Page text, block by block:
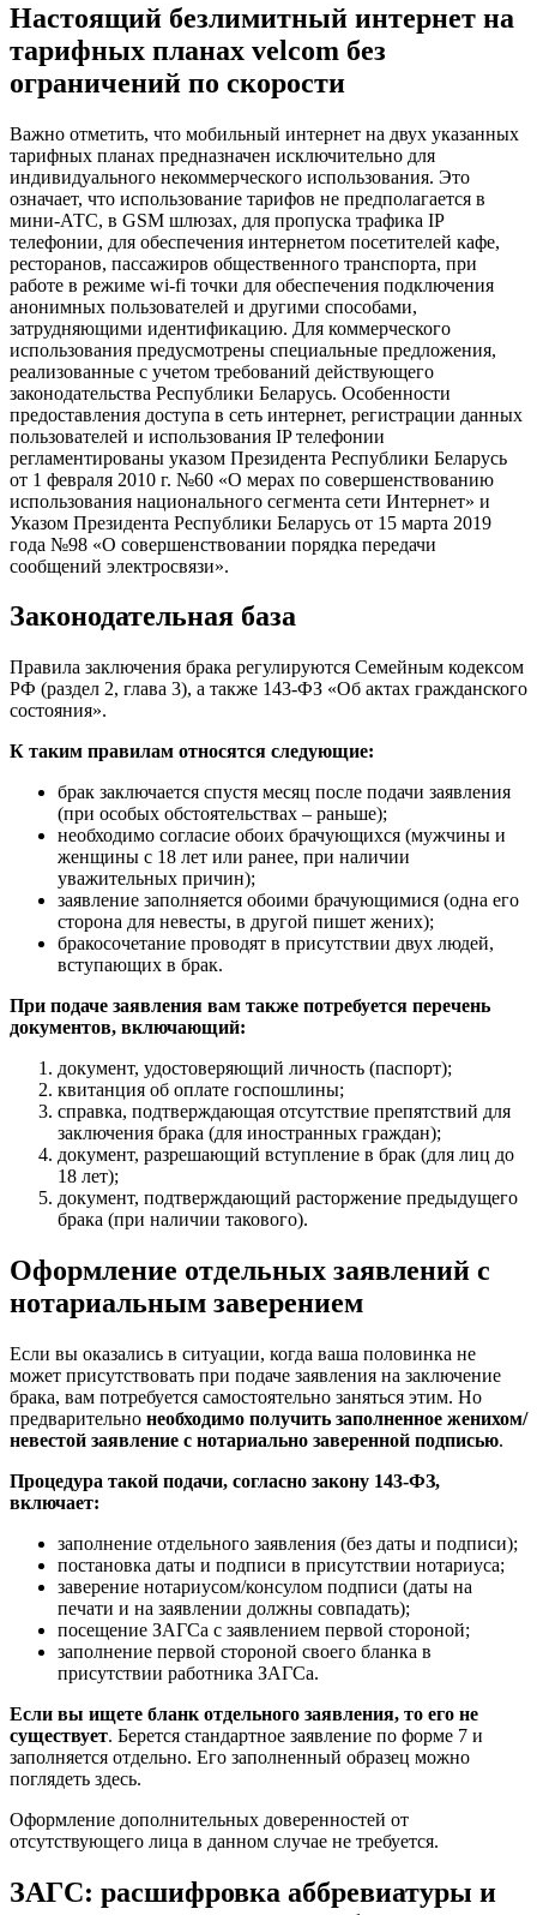
Настоящий безлимитный интернет на
тарифных планах velcom без
ограничений по скорости
Важно отметить, что мобильный интернет на двух указанных
тарифных планах предназначен исключительно для
индивидуального некоммерческого использования. Это
означает, что использование тарифов не предполагается в
мини-АТС, в GSM шлюзах, для пропуска трафика IP
телефонии, для обеспечения интернетом посетителей кафе,
ресторанов, пассажиров общественного транспорта, при
работе в режиме wi-fi точки для обеспечения подключения
анонимных пользователей и другими способами,
затрудняющими идентификацию. Для коммерческого
использования предусмотрены специальные предложения,
реализованные с учетом требований действующего
законодательства Республики Беларусь. Особенности
предоставления доступа в сеть интернет, регистрации данных
пользователей и использования IP телефонии
регламентированы указом Президента Республики Беларусь
от 1 февраля 2010 г. №60 «О мерах по совершенствованию
использования национального сегмента сети Интернет» и
Указом Президента Республики Беларусь от 15 марта 2019
года №98 «O совершенствовании порядка передачи
сообщений электросвязи».
Законодательная база
Правила заключения брака регулируются Семейным кодексом
РФ (раздел 2, глава 3), а также 143-ФЗ «Об актах гражданского
состояния».
К таким правилам относятся следующие:
брак заключается спустя месяц после подачи заявления
(при особых обстоятельствах – раньше);
необходимо согласие обоих брачующихся (мужчины и
женщины с 18 лет или ранее, при наличии
уважительных причин);
заявление заполняется обоими брачующимися (одна его
сторона для невесты, в другой пишет жених);
бракосочетание проводят в присутствии двух людей,
вступающих в брак.
При подаче заявления вам также потребуется перечень
документов, включающий:
документ, удостоверяющий личность (паспорт);
квитанция об оплате госпошлины;
справка, подтверждающая отсутствие препятствий для
заключения брака (для иностранных граждан);
документ, разрешающий вступление в брак (для лиц до
18 лет);
документ, подтверждающий расторжение предыдущего
брака (при наличии такового).
Оформление отдельных заявлений с
нотариальным заверением
Если вы оказались в ситуации, когда ваша половинка не
может присутствовать при подаче заявления на заключение
брака, вам потребуется самостоятельно заняться этим. Но
предварительно необходимо получить заполненное женихом/
невестой заявление с нотариально заверенной подписью.
Процедура такой подачи, согласно закону 143-ФЗ,
включает:
заполнение отдельного заявления (без даты и подписи);
постановка даты и подписи в присутствии нотариуса;
заверение нотариусом/консулом подписи (даты на
печати и на заявлении должны совпадать);
посещение ЗАГСа с заявлением первой стороной;
заполнение первой стороной своего бланка в
присутствии работника ЗАГСа.
Если вы ищете бланк отдельного заявления, то его не
существует. Берется стандартное заявление по форме 7 и
заполняется отдельно. Его заполненный образец можно
поглядеть здесь.
Оформление дополнительных доверенностей от
отсутствующего лица в данном случае не требуется.
ЗАГС: расшифровка аббревиатуры и